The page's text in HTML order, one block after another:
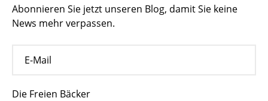
Abonnieren Sie jetzt unseren Blog, damit Sie keine
News mehr verpassen.
Die Freien Bäcker